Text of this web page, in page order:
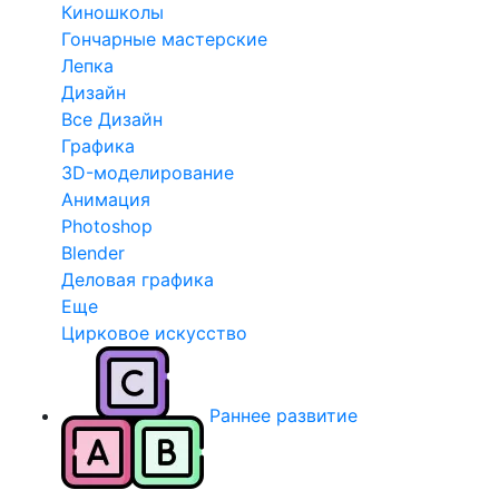
Киношколы
Гончарные мастерские
Лепка
Дизайн
Все Дизайн
Графика
3D-моделирование
Анимация
Photoshop
Blender
Деловая графика
Еще
Цирковое искусство
Раннее развитие